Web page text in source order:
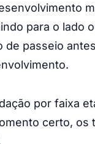
para o lado
de passeio
por faixa
certo, os